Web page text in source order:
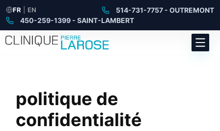
FR EN
514-731-7757 - OUTREMONT
450-259-1399 - SAINT-LAMBERT
politique de
confidentialité